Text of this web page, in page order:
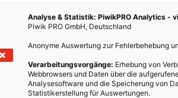
Wartungskosten reduziert werden.
Analyse & Statistik: PiwikPRO Analytics -
Piwik PRO GmbH, Deutschland
Anonyme Auswertung zur Fehlerbehebung
Verarbeitungsvorgänge: Erhebung von
Webbrowsers und Daten über die
Analysesoftware und die Speicherung von
Statistikerstellung für Auswertungen.